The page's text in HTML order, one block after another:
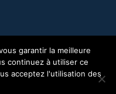
garantir la meilleure
continuez à utiliser ce
acceptez l'utilisation des